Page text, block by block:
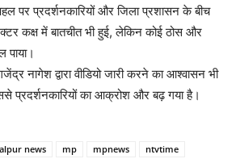
पर प्रदर्शनकारियों और जिला प्रशासन के बीच
कक्ष में बातचीत भी हुई, लेकिन कोई ठोस और
पाया।
नागेश द्वारा वीडियो जारी करने का आश्वासन भी
प्रदर्शनकारियों का आक्रोश और बढ़ गया है।
news mp mpnews ntvtime